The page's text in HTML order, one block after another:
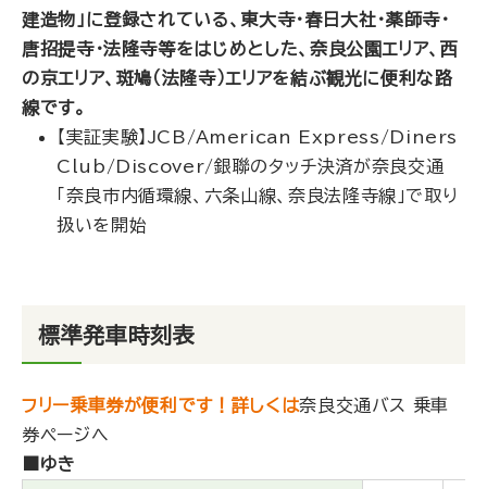
建造物」に登録されている、東大寺・春日大社・薬師寺・
唐招提寺・法隆寺等をはじめとした、奈良公園エリア、西
の京エリア、斑鳩（法隆寺）エリアを結ぶ観光に便利な路
線です。
【実証実験】JCB/American Express/Diners
Club/Discover/銀聯のタッチ決済が奈良交通
「奈良市内循環線、六条山線、奈良法隆寺線」で取り
扱いを開始
標準発車時刻表
フリー乗車券が便利です！詳しくは奈良交通バス 乗車
券ページへ
■ゆき